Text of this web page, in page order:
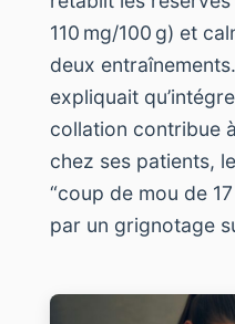
110 mg/100 g) et
deux
expliquait
collation contribue
chez ses patients,
“coup de mou de
par un grignotage